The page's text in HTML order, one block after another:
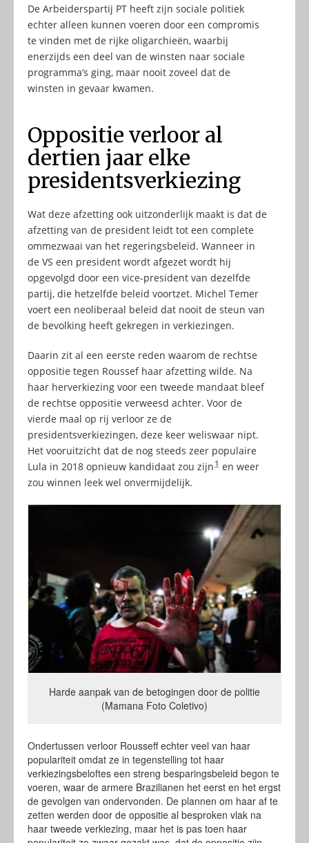
De Arbeiderspartij PT heeft zijn sociale politiek
echter alleen kunnen voeren door een compromis
te vinden met de rijke oligarchieën, waarbij
enerzijds een deel van de winsten naar sociale
programma’s ging, maar nooit zoveel dat de
winsten in gevaar kwamen.
Oppositie verloor al
dertien jaar elke
presidentsverkiezing
Wat deze afzetting ook uitzonderlijk maakt is dat de
afzetting van de president leidt tot een complete
ommezwaai van het regeringsbeleid. Wanneer in
de VS een president wordt afgezet wordt hij
opgevolgd door een vice-president van dezelfde
partij, die hetzelfde beleid voortzet. Michel Temer
voert een neoliberaal beleid dat nooit de steun van
de bevolking heeft gekregen in verkiezingen.
Daarin zit al een eerste reden waarom de rechtse
oppositie tegen Roussef haar afzetting wilde. Na
haar herverkiezing voor een tweede mandaat bleef
de rechtse oppositie verweesd achter. Voor de
vierde maal op rij verloor ze de
presidentsverkiezingen, deze keer weliswaar nipt.
Het vooruitzicht dat de nog steeds zeer populaire
Lula in 2018 opnieuw kandidaat zou zijn 1 en weer
zou winnen leek wel onvermijdelijk.
Harde aanpak van de betogingen door de politie
(Mamana Foto Coletivo)
Ondertussen verloor Rousseff echter veel van haar
populariteit omdat ze in tegenstelling tot haar
verkiezingsbeloftes een streng besparingsbeleid begon te
voeren, waar de armere Brazilianen het eerst en het ergst
de gevolgen van ondervonden. De plannen om haar af te
zetten werden door de oppositie al besproken vlak na
haar tweede verkiezing, maar het is pas toen haar